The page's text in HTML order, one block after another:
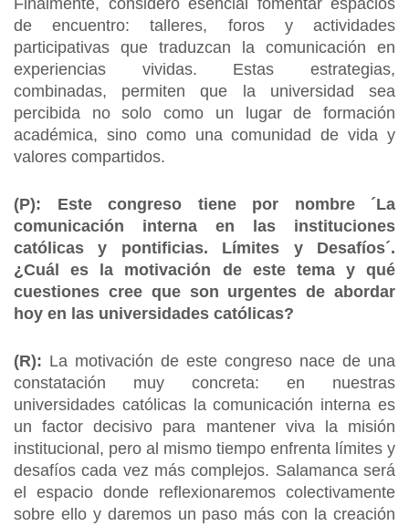
Finalmente, considero esencial fomentar espacios
de encuentro: talleres, foros y actividades
participativas que traduzcan la comunicación en
experiencias vividas. Estas estrategias,
combinadas, permiten que la universidad sea
percibida no solo como un lugar de formación
académica, sino como una comunidad de vida y
valores compartidos.
(P):
Este congreso tiene por nombre ´La
comunicación interna en las instituciones
católicas y pontificias. Límites y Desafíos´.
¿Cuál es la motivación de este tema y qué
cuestiones cree que son urgentes de abordar
hoy en las universidades católicas?
(R): La motivación de este congreso nace de una
constatación muy concreta: en nuestras
universidades católicas la comunicación interna es
un factor decisivo para mantener viva la misión
institucional, pero al mismo tiempo enfrenta límites y
desafíos cada vez más complejos. Salamanca será
el espacio donde reflexionaremos colectivamente
sobre ello y daremos un paso más con la creación